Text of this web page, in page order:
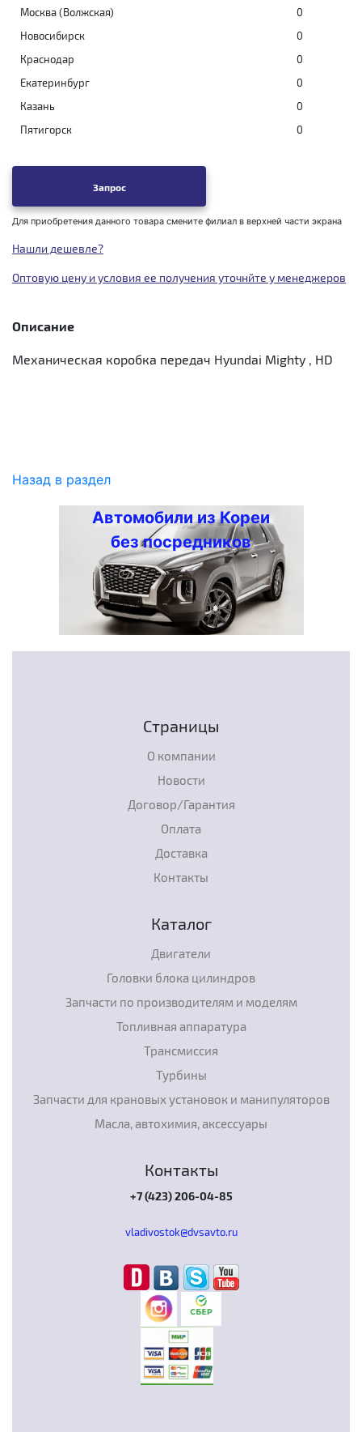
Москва (Волжская)
0
Новосибирск
0
Краснодар
0
Екатеринбург
0
Казань
0
Пятигорск
0
Запрос
Для приобретения данного товара смените филиал в верхней части экрана
Нашли дешевле?
Оптовую цену и условия ее получения уточнйте у менеджеров
Описание
Механическая коробка передач Hyundai Mighty , HD
Назад в раздел
Автомобили из Кореи
без посредников
Страницы
О компании
Новости
Договор/Гарантия
Оплата
Доставка
Контакты
Каталог
Двигатели
Головки блока цилиндров
Запчасти по производителям и моделям
Топливная аппаратура
Трансмиссия
Турбины
Запчасти для крановых установок и манипуляторов
Масла, автохимия, аксессуары
Контакты
+7 (423) 206-04-85
vladivostok@dvsavto.ru